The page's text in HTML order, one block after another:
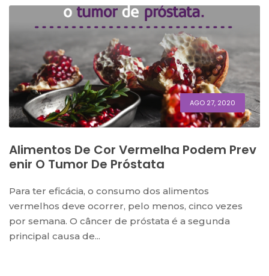
AGO 27, 2020
Alimentos De Cor Vermelha Podem Prev
Enir O Tumor De Próstata
Para ter eficácia, o consumo dos alimentos
vermelhos deve ocorrer, pelo menos, cinco vezes
por semana. O câncer de próstata é a segunda
principal causa de...